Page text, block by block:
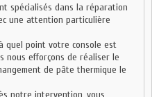
spécialisés dans la réparation
une attention particulière
quel point votre console est
nous efforçons de réaliser le
de pâte thermique le
notre intervention, vous